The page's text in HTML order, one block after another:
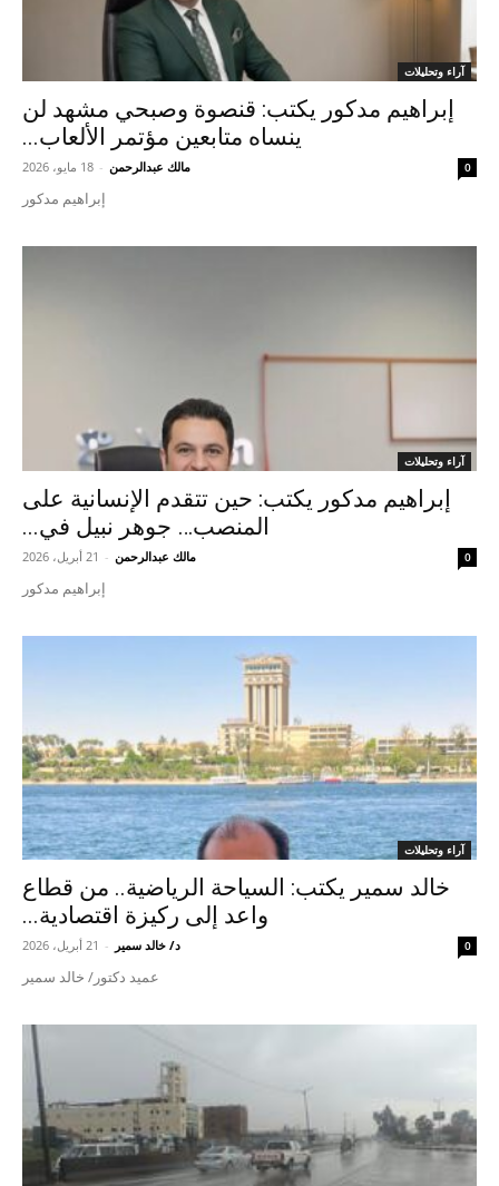
آراء وتحليلات
إبراهيم مدكور يكتب: قنصوة وصبحي مشهد لن
ينساه متابعين مؤتمر الألعاب...
مالك عبدالرحمن - 18 مايو، 2026 0
إبراهيم مدكور
آراء وتحليلات
إبراهيم مدكور يكتب: حين تتقدم الإنسانية على
المنصب… جوهر نبيل في...
مالك عبدالرحمن - 21 أبريل، 2026 0
إبراهيم مدكور
آراء وتحليلات
خالد سمير يكتب: السياحة الرياضية.. من قطاع
واعد إلى ركيزة اقتصادية...
د/ خالد سمير - 21 أبريل، 2026 0
عميد دكتور/ خالد سمير